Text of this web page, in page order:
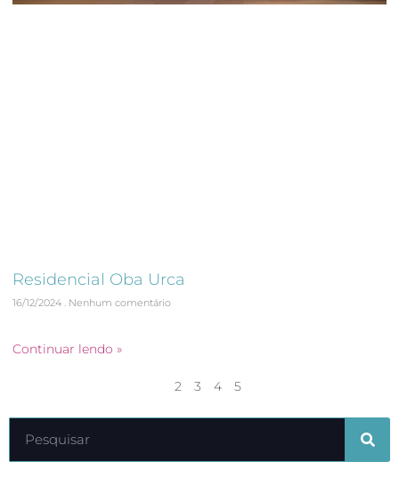
Residencial Oba Urca
16/12/2024 Nenhum comentário
Continuar lendo »
2 3 4 5